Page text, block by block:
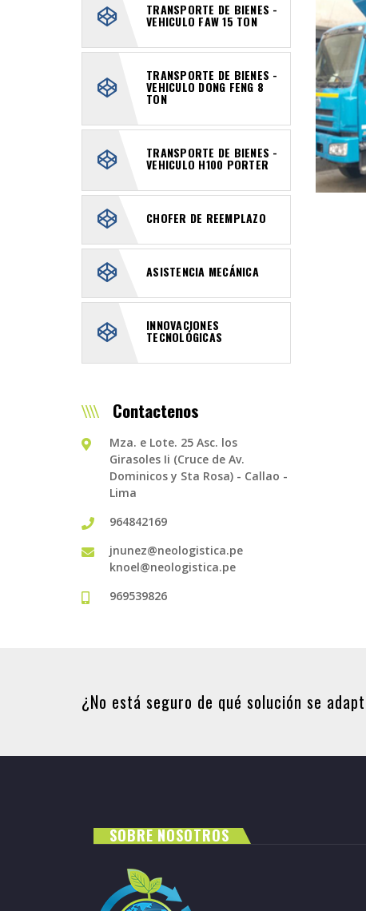
TRANSPORTE DE BIENES -
VEHICULO FAW 15 TON
TRANSPORTE DE BIENES -
VEHICULO DONG FENG 8
TON
TRANSPORTE DE BIENES -
VEHICULO H100 PORTER
CHOFER DE REEMPLAZO
ASISTENCIA MECÁNICA
INNOVACIONES
TECNOLÓGICAS
Contactenos
Mza. e Lote. 25 Asc. los
Girasoles Ii (Cruce de Av.
Dominicos y Sta Rosa) - Callao -
Lima
964842169
jnunez@neologistica.pe
knoel@neologistica.pe
969539826
¿No está seguro de qué solución se
SOBRE NOSOTROS